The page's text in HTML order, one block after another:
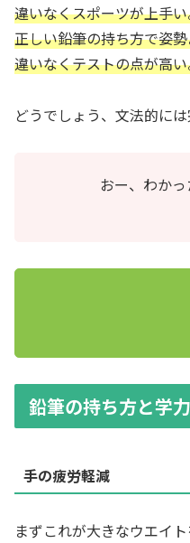
違いなくスポーツが上手
正しい鉛筆の持ち方で姿
違いなくテストの点が高
どうでしょう、文法的には
おー、わかっ
鉛筆の持ち方と学
手の疲労軽減
まずこれが大きなウエイト